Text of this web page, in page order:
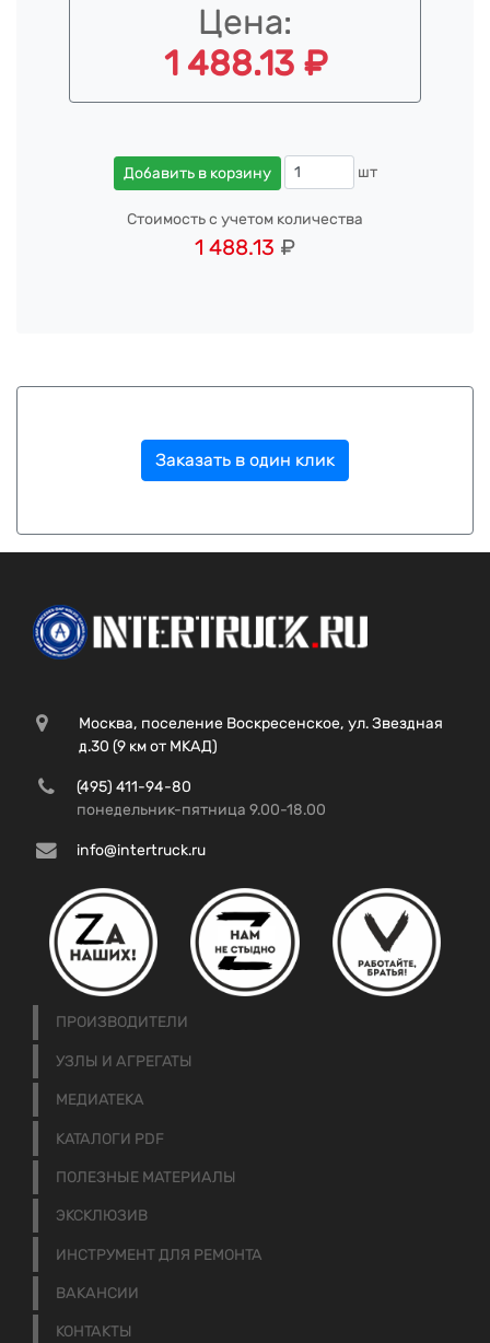
Цена:
1 488.13 ₽
Добавить в корзину шт
Стоимость с учетом количества
1 488.13 ₽
Заказать в один клик
Москва, поселение Воскресенское, ул. Звездная
д.30 (9 км от МКАД)
(495) 411-94-80
понедельник-пятница 9.00-18.00
info@intertruck.ru
ПРОИЗВОДИТЕЛИ
УЗЛЫ И АГРЕГАТЫ
МЕДИАТЕКА
КАТАЛОГИ PDF
ПОЛЕЗНЫЕ МАТЕРИАЛЫ
ЭКСКЛЮЗИВ
ИНСТРУМЕНТ ДЛЯ РЕМОНТА
ВАКАНСИИ
КОНТАКТЫ